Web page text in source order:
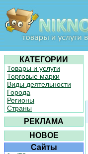
КАТЕГОРИИ
Товары и услуги
Торговые марки
Виды деятельности
Города
Регионы
Страны
РЕКЛАМА
НОВОЕ
Сайты